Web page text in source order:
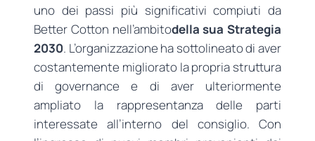
uno dei passi più significativi compiuti da
Better Cotton nell’ambitodella sua Strategia
2030. L’organizzazione ha sottolineato di aver
costantemente migliorato la propria struttura
di governance e di aver ulteriormente
ampliato la rappresentanza delle parti
interessate all’interno del consiglio. Con